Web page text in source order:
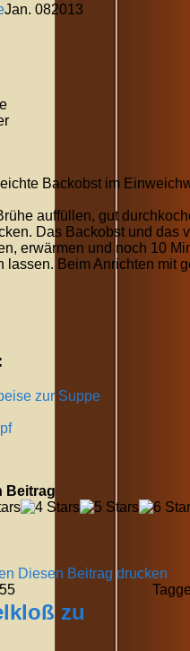
Jan. 082013
Backobst im
auffüllen, gut
Das Backobst und das
erwärmen und noch 10
lassen. Beim Anrichten mit
zur Suppe
Beitrag
Diesen Beitrag drucken
zu